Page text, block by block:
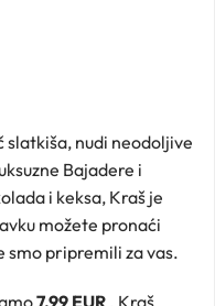
nudi neodoljive
Bajadere i
i keksa, Kraš je
možete pronaći
smo pripremili za vas.
7.99 EUR . Kraš